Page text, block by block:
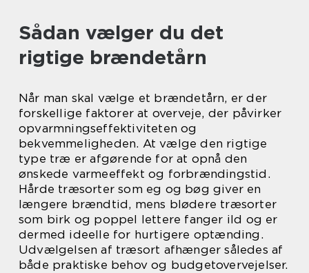
Sådan vælger du det
rigtige brændetårn
Når man skal vælge et brændetårn, er der
forskellige faktorer at overveje, der påvirker
opvarmningseffektiviteten og
bekvemmeligheden. At vælge den rigtige
type træ er afgørende for at opnå den
ønskede varmeeffekt og forbrændingstid.
Hårde træsorter som eg og bøg giver en
længere brændtid, mens blødere træsorter
som birk og poppel lettere fanger ild og er
dermed ideelle for hurtigere optænding.
Udvælgelsen af træsort afhænger således af
både praktiske behov og budgetovervejelser.